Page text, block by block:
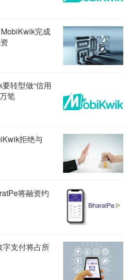
完成
转型做“信用
笔
拒绝与
将融资约
支付将占所